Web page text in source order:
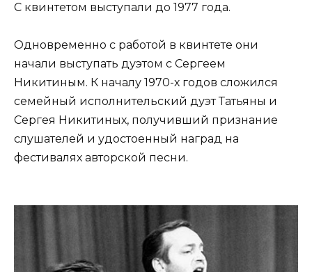
С квинтетом выступали до 1977 года.
Одновременно с работой в квинтете они
начали выступать дуэтом с Сергеем
Никитиным. К началу 1970-х годов сложился
семейный исполнительский дуэт Татьяны и
Сергея Никитиных, получивший признание
слушателей и удостоенный наград на
фестивалях авторской песни.